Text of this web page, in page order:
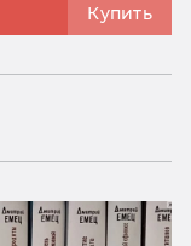
Купить